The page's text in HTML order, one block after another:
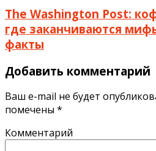
The Washington Post:
где заканчиваются
факты
Добавить комментарий
Ваш e-mail не будет
помечены *
Комментарий